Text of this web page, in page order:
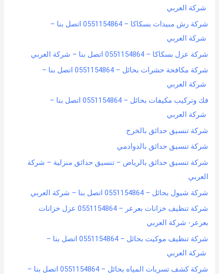
شركة العربي
شركة رش مبيدات بسكاكا – 0551154864 اتصل بنا –
شركة العربي
شركة عزل بسكاكا – 0551154864 اتصل بنا – شركة العربي
شركة مكافحة حشرات بحائل – 0551154864 اتصل بنا –
شركة العربي
فك وتركيب مكيفات بحائل – 0551154864 اتصل بنا –
شركة العربي
شركة تنسيق حدائق بالخرج
شركة تنسيق حدائق بالدوادمي
شركة تنسيق حدائق بالرياض – تنسيق حدائق منزلية – شركة
العربي
شركة شيول بحائل – 0551154864 اتصل بنا – شركة العربي
شركة تنظيف خزانات بعرعر – 0551154864 عزل خزانات
بعرعر- شركة العربي
شركة تنظيف موكيت بحائل – 0551154864 اتصل بنا –
شركة العربي
شركة كشف تسربات المياه بحائل – 0551154864 اتصل بنا –